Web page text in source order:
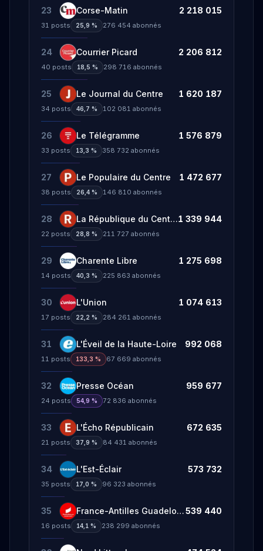
23 Corse-Matin 2 218 015
31 posts 25,9 % 276 454 abonnés
24 Courrier Picard 2 206 812
40 posts 18,5 % 298 716 abonnés
25 Le Journal du Centre 1 620 187
34 posts 46,7 % 102 081 abonnés
26 Le Télégramme 1 576 879
33 posts 13,3 % 358 732 abonnés
27 Le Populaire du Centre 1 472 677
38 posts 26,4 % 146 810 abonnés
28 La République du Centre1 339 944
22 posts 28,8 % 211 727 abonnés
29 Charente Libre 1 275 698
14 posts 40,3 % 225 863 abonnés
30 L'Union 1 074 613
17 posts 22,2 % 284 261 abonnés
31 L'Éveil de la Haute-Loire 992 068
11 posts 133,3 % 67 669 abonnés
32 Presse Océan 959 677
24 posts 54,9 % 72 836 abonnés
33 L'Écho Républicain 672 635
21 posts 37,9 % 84 431 abonnés
34 L'Est-Éclair 573 732
35 posts 17,0 % 96 323 abonnés
35 France-Antilles Guadeloupe539 440
16 posts 14,1 % 238 299 abonnés